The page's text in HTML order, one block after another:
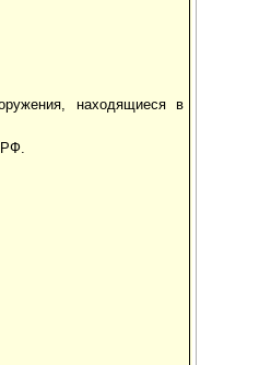
находящиеся в